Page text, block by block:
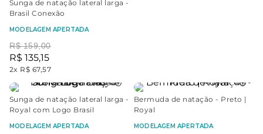
Sunga de natação lateral larga -
Brasil Conexão
MODELAGEM APERTADA
R$ 159,00
R$ 135,15
2x R$ 67,57
Sunga de natação lateral larga -
Royal com Logo Brasil
MODELAGEM APERTADA
Bermuda de natação - Preto |
Royal
MODELAGEM APERTADA